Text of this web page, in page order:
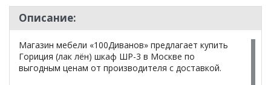
Описание:
Магазин мебели «100Диванов» предлагает купить
Гориция (лак лён) шкаф ШР-3 в Москве по
выгодным ценам от производителя с доставкой.